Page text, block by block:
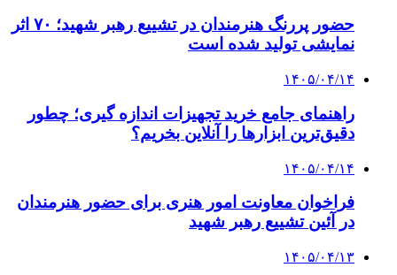
حضور پررنگ هنرمندان در تشییع رهبر شهید؛ ۷۰ اثر
نمایشی تولید شده است
۱۴۰۵/۰۴/۱۴
راهنمای جامع خرید تجهیزات اندازه گیری؛ چطور
دقیق‌ترین ابزارها را آنلاین بخریم؟
۱۴۰۵/۰۴/۱۴
فراخوان معاونت امور هنری برای حضور هنرمندان
در آئین تشییع رهبر شهید
۱۴۰۵/۰۴/۱۳